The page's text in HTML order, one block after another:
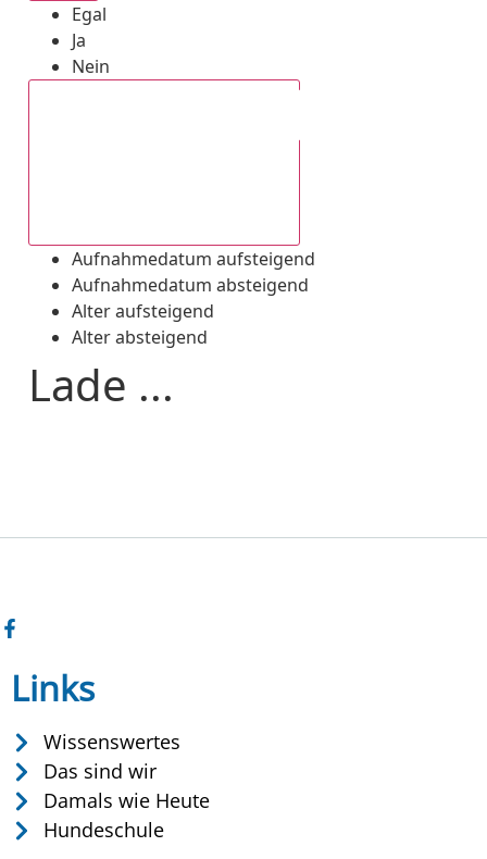
Egal
Ja
Nein
Aufnahmedatum aufsteigend
Aufnahmedatum absteigend
Alter aufsteigend
Alter absteigend
Lade ...
Links
Wissenswertes
Das sind wir
Damals wie Heute
Hundeschule